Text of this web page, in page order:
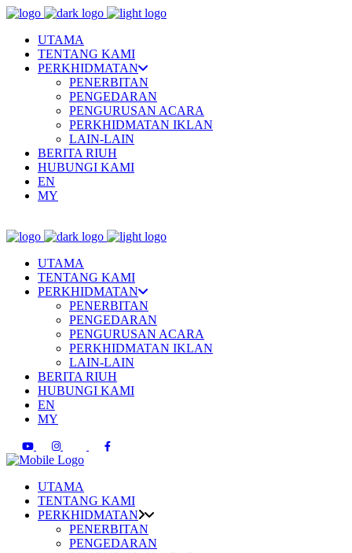
UTAMA
TENTANG KAMI
PERKHIDMATAN
PENERBITAN
PENGEDARAN
PENGURUSAN ACARA
PERKHIDMATAN IKLAN
LAIN-LAIN
BERITA RIUH
HUBUNGI KAMI
EN
MY
UTAMA
TENTANG KAMI
PERKHIDMATAN
PENERBITAN
PENGEDARAN
PENGURUSAN ACARA
PERKHIDMATAN IKLAN
LAIN-LAIN
BERITA RIUH
HUBUNGI KAMI
EN
MY
UTAMA
TENTANG KAMI
PERKHIDMATAN
PENERBITAN
PENGEDARAN